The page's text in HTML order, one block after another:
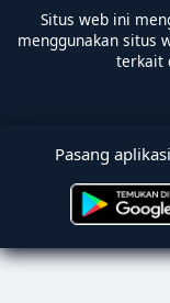
Situs web ini
menggunakan situs
terkait
Pasang